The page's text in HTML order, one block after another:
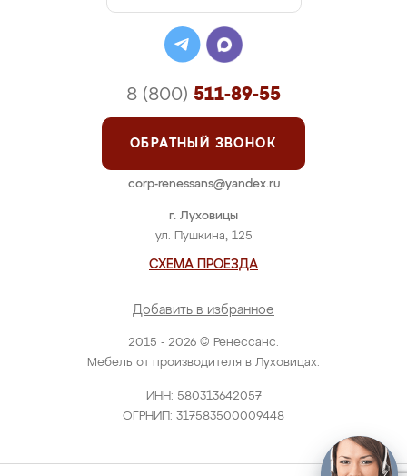
2015 - 2026 © Ренессанс.
Мебель от производителя в Луховицах.
ИНН: 580313642057
ОГРНИП: 317583500009448
г. Луховицы
ул. Пушкина, 125
СХЕМА ПРОЕЗДА
Добавить в избранное
8 (800) 511-89-55
ОБРАТНЫЙ ЗВОНОК
corp-renessans@yandex.ru